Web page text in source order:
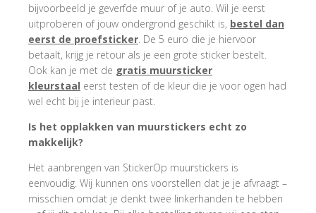
bijvoorbeeld je geverfde muur of je auto. Wil je eerst
uitproberen of jouw ondergrond geschikt is, bestel dan
eerst de proefsticker. De 5 euro die je hiervoor
betaalt, krijg je retour als je een grote sticker bestelt.
Ook kan je met de gratis muursticker
kleurstaal eerst testen of de kleur die je voor ogen had
wel echt bij je interieur past.
Is het opplakken van muurstickers echt zo
makkelijk?
Het aanbrengen van StickerOp muurstickers is
eenvoudig. Wij kunnen ons voorstellen dat je je afvraagt –
misschien omdat je denkt twee linkerhanden te hebben